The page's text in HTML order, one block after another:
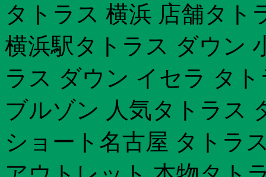
タトラス 横浜 店舗タト
横浜駅タトラス ダウン
ラス ダウン イセラ タ
ブルゾン 人気タトラス
ショート名古屋 タトラ